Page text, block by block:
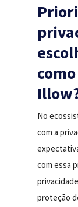
No
com a
com essa
proteção